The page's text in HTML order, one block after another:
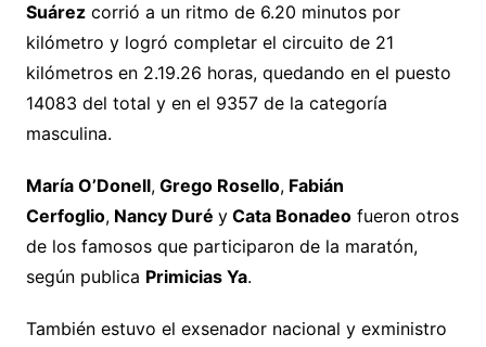
Suárezcorrió a un ritmo de 6.20 minutos por
kilómetro y logró completar el circuito de 21
kilómetros en 2.19.26 horas, quedando en el puesto
14083 del total y en el 9357 de la categoría
masculina.
María O’Donell,Grego Rosello,Fabián
Cerfoglio,Nancy Duré yCata Bonadeofueron otros
de los famosos que participaron de la maratón,
según publica Primicias Ya.
También estuvo el exsenador nacional y exministro